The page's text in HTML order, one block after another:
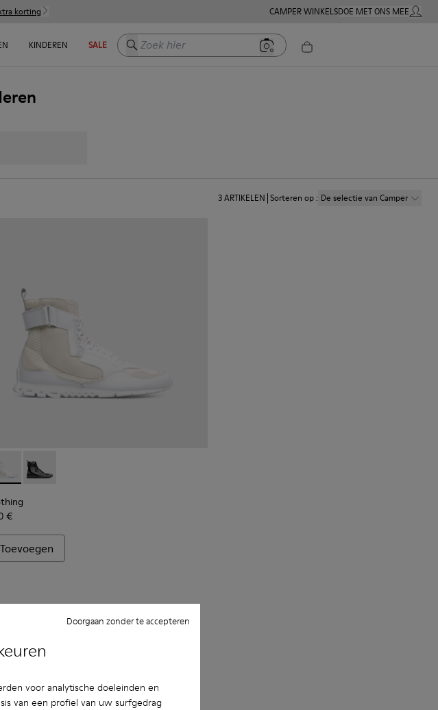
voor analytische doeleinden en
van een profiel van uw surfgedrag
Doorgaan zonder te accepteren
korting CAMPER WINKELSDOE MET ONS MEEMIJN
KINDEREN SALE Zoek hier
3ARTIKELEN Sorteren op: De selectie van Camper
- K300264-004 - Multicolor
Nothing - K300264-001 - Multicolor
€
Toevoegen